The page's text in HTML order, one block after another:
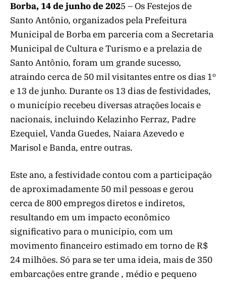
Borba, 14 de junho de 2025 – Os Festejos de
Santo Antônio, organizados pela Prefeitura
Municipal de Borba em parceria com a Secretaria
Municipal de Cultura e Turismo e a prelazia de
Santo Antônio, foram um grande sucesso,
atraindo cerca de 50 mil visitantes entre os dias 1º
e 13 de junho. Durante os 13 dias de festividades,
o município recebeu diversas atrações locais e
nacionais, incluindo Kelazinho Ferraz, Padre
Ezequiel, Vanda Guedes, Naiara Azevedo e
Marisol e Banda, entre outras.
Este ano, a festividade contou com a participação
de aproximadamente 50 mil pessoas e gerou
cerca de 800 empregos diretos e indiretos,
resultando em um impacto econômico
significativo para o município, com um
movimento financeiro estimado em torno de R$
24 milhões. Só para se ter uma ideia, mais de 350
embarcações entre grande , médio e pequeno